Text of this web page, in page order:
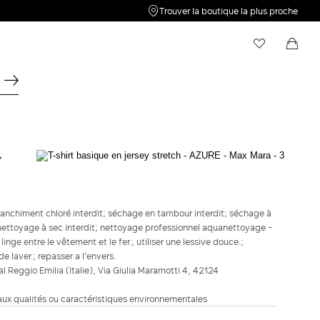
Trouver la boutique la plus proche
59,00 € 47,00 €
COULEUR : AZURE
VERTJAUNE
CLAIR
XS S M L XL 2XL
chloré interdit; séchage en tambour interdit; séchage à
à sec interdit; nettoyage professionnel aquanettoyage -
entre le vêtement et le fer.; utiliser une lessive douce.;
laver.; repasser a l'envers.
Reggio Emilia (Italie), Via Giulia Maramotti 4, 42124
qualités ou caractéristiques environnementales